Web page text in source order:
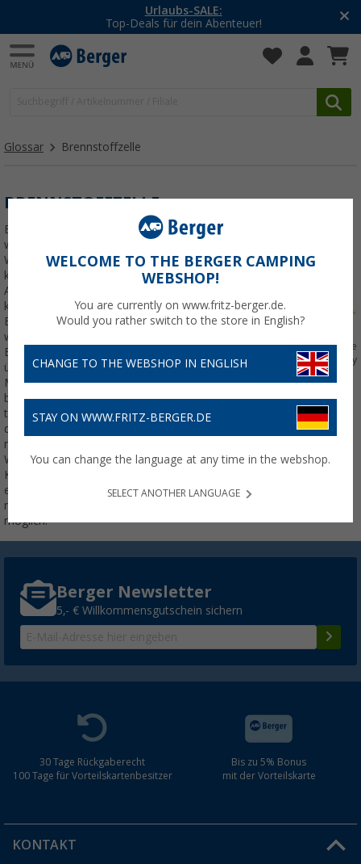
Urlaubs-SALE:
Top-Deals für dein Abenteuer!
Glossar Brennstoffzelle
BRENNSTOFFZELLE
Brennstoffzellen erzeugen Strom,
welcher im Wohnmobil oder
Wohnwagen genutzt werden
kann, um eine Batterie zu laden.
Alle Batterietypen sind
kompatibel. Dabei arbeitet die
Brennstoffzelle
wetterunabhängig, denn
Brennstoffzellen werden
üblicherweise mit Wasserstoff,
Methanol, Butan oder Erdgas
betrieben. Anders als ein
typischer Generator entstehen
dabei keine Abgase oder Lärm,
nur warme Luft und
Wasserdampf mit
Kohlenstoffdioxid. Der Einbau
einer Brennstoffzelle ist in
nahezu allen Wohnmobilen
möglich.
Funktionsweise einer Brennstoffzelle
von efoy
Berger Newsletter
5,- € Willkommensgutschein sichern
30 Tage Rückgaberecht
100 Tage für Vorteilskartenbesitzer
Bis zu 5% Bonus
mit der Vorteilskarte
KONTAKT
WELCOME TO THE BERGER CAMPING
WEBSHOP!
You are currently on www.fritz-berger.de.
Would you rather switch to the store in English?
CHANGE TO THE WEBSHOP IN ENGLISH
STAY ON WWW.FRITZ-BERGER.DE
You can change the language at any time in the webshop.
SELECT ANOTHER LANGUAGE